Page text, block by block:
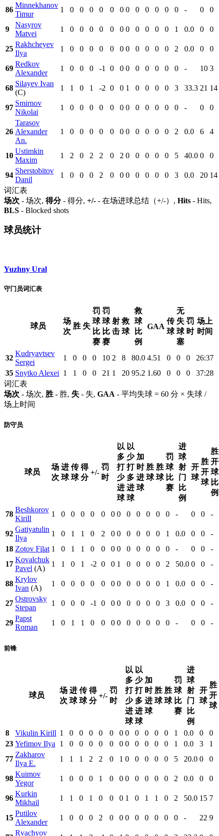
86
Minnekhanov
Timur
1 0 0 0 0 0 0 0 0 0 0 0 0 - 0 0
9
Nasyrov
Matvei
1 0 0 0 0 0 0 0 0 0 0 0 1 0.0 0 0
25
Rakhcheyev
Ilya
1 0 0 0 0 0 0 0 0 0 0 0 2 0.0 0 0
69
Redkov
Alexander
1 0 0 0 -1 0 0 0 0 0 0 0 0 - 10 3
68
Silayev Ivan
(C)
1 1 0 1 -2 0 0 1 0 0 0 0 3 33.3 21 14
97
Smirnov
Nikolai
1 0 0 0 0 0 0 0 0 0 0 0 0 - 0 0
26
Tarasov
Alexander
An.
1 0 0 0 0 0 0 0 0 0 0 0 2 0.0 6 4
10
Ustimkin
Maxim
1 2 0 2 2 0 2 0 0 0 0 0 5 40.0 0 0
94
Sherstobitov
Danil
1 0 0 0 2 0 0 0 0 0 0 0 3 0.0 20 14
词汇表
场次 - 场次, 得分- 得分, +/- - 在场进球总结（+/-）, Hits - Hits,
BLS - Blocked shots
球员统计
Yuzhny Ural
守门员词汇表
球员
场
次
胜 失
罚
球
比
赛
罚
球
比
赛
射
击
救
球
救
球
比
例
GAA
传
球
无
失
球
塞
罚
时
场上
时间
32
Kudryavtsev
Sergei
1 0 0 0 10 2 8 80.0 4.51 0 0 0
26:37
35 Snytko Alexei 1 1 0 0 21 1 20 95.2 1.60 0 0 0
37:28
词汇表
场次 - 场次, 胜 - 胜, 失 - 失, GAA - 平均失球 = 60 分 × 失球 /
场上时间
防守员
球员
场
次
进
球
传
球
得
分
+/-
罚
时
以
多
打
少
进
球
以
少
打
多
进
球
加
时
进
球
胜
球
胜
球
罚
球
比
赛
进
球
射
门
比
例
开
球
胜
开
球
胜
开
球
比
例
78
Beshkorov
Kirill
1 0 0 0 0 0 0 0 0 0 0 0 0 - 0 0 -
92
Gatiyatulin
Ilya
1 0 1 1 0 2 0 0 0 0 0 0 1 0.0 0 0
-
18 Zotov Filat 1 0 1 1 0 0 0 0 0 0 0 0 0 - 0 0
-
17
Kovalchuk
Pavel (A)
1 1 0 1 -2 0 0 1 0 0 0 0 2 50.0 0 0 -
88
Krylov
Ivan (A)
1 0 0 0 0 0 0 0 0 0 0 0 1 0.0 0 0 -
27
Ostrovsky
Stepan
1 0 0 0 -1 0 0 0 0 0 0 0 3 0.0 0 0 -
29
Papst
Roman
1 0 1 1 0 0 0 0 0 0 0 0 0 - 0 0 -
前锋
球员
场
次
进
球
传
球
得
分
+/-
罚
时
以
多
打
少
进
球
以
少
打
多
进
球
加
时
进
球
胜
球
胜
球
罚
球
比
赛
进
球
射
门
比
例
开
球
胜
开
球
8 Vikulin Kirill 1 0 0 0 0 0 0 0 0 0 0 0 1 0.0 0
0
23 Yefimov Ilya 1 0 0 0 0 0 0 0 0 0 0 0 1 0.0 3
1
77
Zakharov
Ilya E.
1 1 1 2 2 0 1 0 0 0 0 0 5 20.0 0 0
98
Kuimov
Yegor
1 0 0 0 1 0 0 0 0 0 0 0 2 0.0 0 0
96
Kurkin
Mikhail
1 1 0 1 0 0 0 1 0 1 1 0 2 50.0 15 7
15
Putilov
Alexander
1 0 0 0 2 0 0 0 0 0 0 0 0 - 22 9
Rvachyov